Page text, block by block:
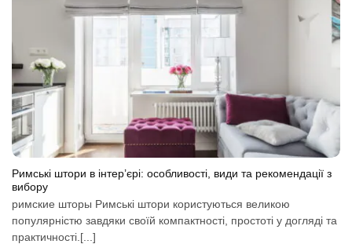
Римські штори в інтер’єрі: особливості, види та рекомендації з
вибору
римские шторы Римські штори користуються великою
популярністю завдяки своїй компактності, простоті у догляді та
практичності.[...]